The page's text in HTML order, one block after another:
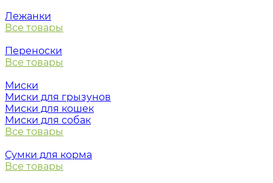
Лежанки
Все товары
Переноски
Все товары
Миски
Миски для грызунов
Миски для кошек
Миски для собак
Все товары
Сумки для корма
Все товары